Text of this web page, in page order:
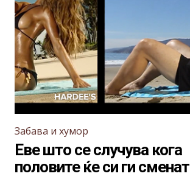
Забава и хумор
Еве што се случува кога
половите ќе си ги сменат